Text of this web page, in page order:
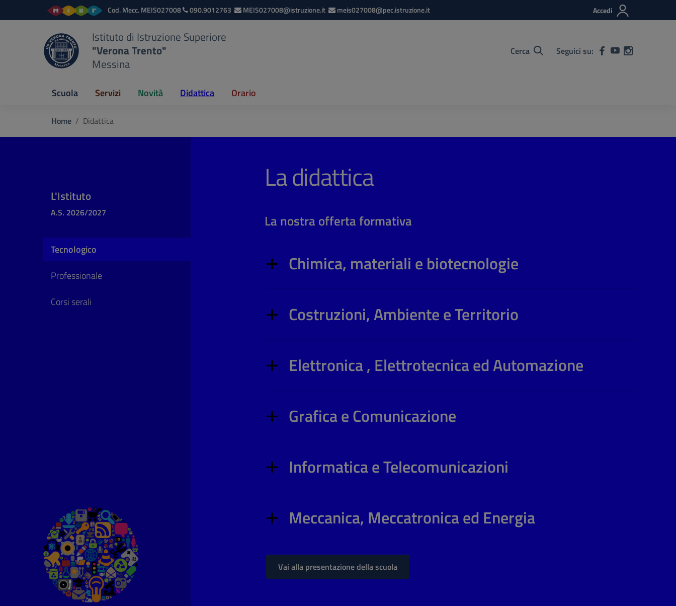
Vai ai contenuti
Vai al menu di navigazione Cod. Mecc.MEIS027008 090.9012763 MEIS027008@istruzione.it meis027008@pec.istruzione.it Accedi
Istituto di Istruzione Superiore
"Verona Trento"
Messina
Cerca Seguici su:
Scuola Servizi Novità Didattica Orario
Home Didattica
La didattica
La nostra offerta formativa
L'Istituto
A.S. 2026/2027
Tecnologico
Professionale
Corsi serali
Chimica, materiali e biotecnologie
Costruzioni, Ambiente e Territorio
Elettronica , Elettrotecnica ed Automazione
Grafica e Comunicazione
Informatica e Telecomunicazioni
Meccanica, Meccatronica ed Energia
Vai alla presentazione della scuola